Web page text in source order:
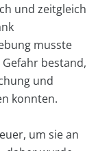
und zeitgleich
musste
bestand,
und
konnten.
um sie an